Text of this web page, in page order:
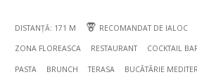
DISTANȚĂ: 171 M RECOMANDAT DE IALOC
ZONA FLOREASCA RESTAURANT COCKTAIL
PASTA BRUNCH TERASA BUCÃTÃRIE